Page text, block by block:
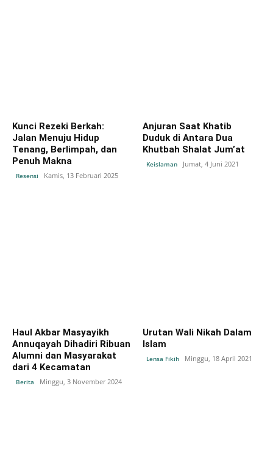
Kunci Rezeki Berkah:
Jalan Menuju Hidup
Tenang, Berlimpah, dan
Penuh Makna
Resensi Kamis, 13 Februari 2025
Anjuran Saat Khatib
Duduk di Antara Dua
Khutbah Shalat Jum’at
Keislaman Jumat, 4 Juni 2021
Haul Akbar Masyayikh
Annuqayah Dihadiri Ribuan
Alumni dan Masyarakat
dari 4 Kecamatan
Berita Minggu, 3 November 2024
Urutan Wali Nikah Dalam
Islam
Lensa Fikih Minggu, 18 April 2021